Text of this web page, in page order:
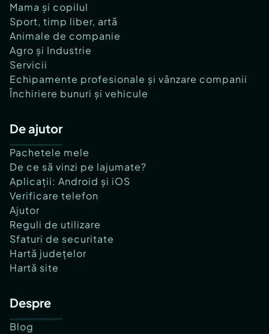
Mama și copilul
Sport, timp liber, artă
Animale de companie
Agro și Industrie
Servicii
Echipamente profesionale și vânzare companii
Închiriere bunuri și vehicule
De ajutor
Pachetele mele
De ce să vinzi pe lajumate?
Aplicații: Android și iOS
Verificare telefon
Ajutor
Reguli de utilizare
Sfaturi de securitate
Hartă județelor
Hartă site
Despre
Blog